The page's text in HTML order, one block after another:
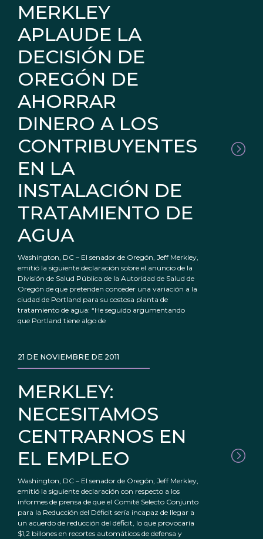
MERKLEY
APLAUDE LA
DECISIÓN DE
OREGÓN DE
AHORRAR
DINERO A LOS
CONTRIBUYENTES
EN LA
INSTALACIÓN DE
TRATAMIENTO DE
AGUA
Washington, DC – El senador de Oregón, Jeff Merkley,
emitió la siguiente declaración sobre el anuncio de la
División de Salud Pública de la Autoridad de Salud de
Oregón de que pretenden conceder una variación a la
ciudad de Portland para su costosa planta de
tratamiento de agua: “He seguido argumentando
que Portland tiene algo de
MERKLEY:
NECESITAMOS
CENTRARNOS EN
EL EMPLEO
21 DE NOVIEMBRE DE 2011
Washington, DC – El senador de Oregón, Jeff Merkley,
emitió la siguiente declaración con respecto a los
informes de prensa de que el Comité Selecto Conjunto
para la Reducción del Déficit sería incapaz de llegar a
un acuerdo de reducción del déficit, lo que provocaría
$1,2 billones en recortes automáticos de defensa y